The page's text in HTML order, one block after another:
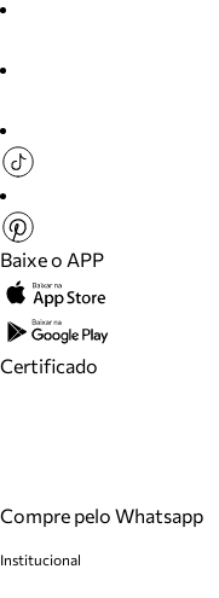
Baixe o APP
Certificado
Compre pelo Whatsapp
Institucional